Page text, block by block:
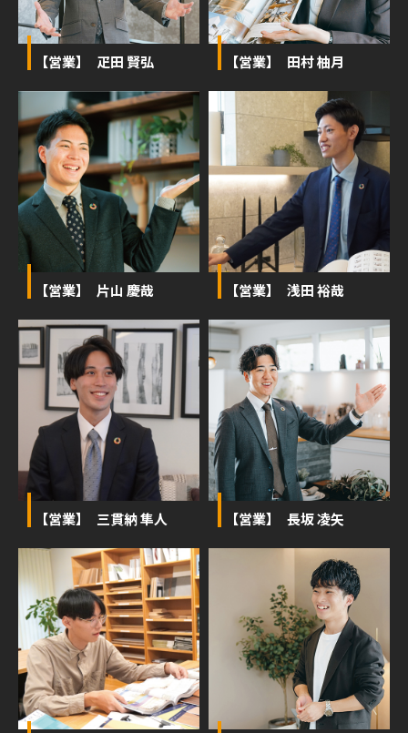
【営業】 疋田 賢弘 【営業】 田村 柚月
【営業】 片山 慶哉 【営業】 浅田 裕哉
【営業】 三貫納 隼人 【営業】 長坂 凌矢